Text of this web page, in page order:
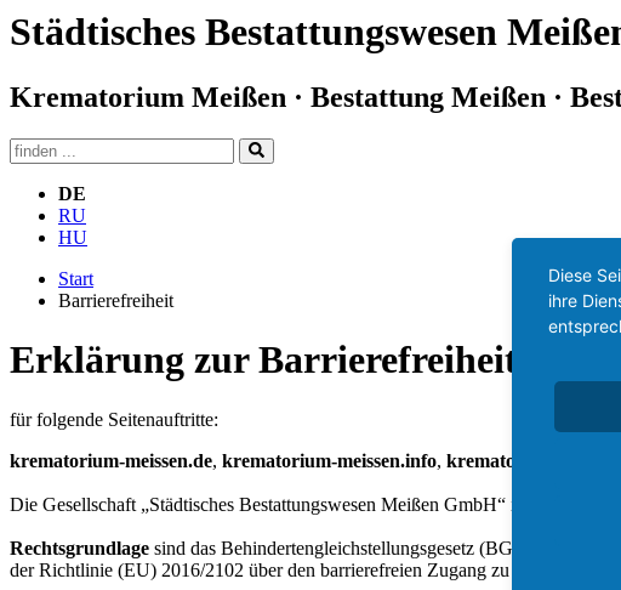
Städtisches Bestattungswesen
Krematorium Meißen · Bestattung Meißen ·
DE
RU
HU
Start
Barrierefreiheit
Erklärung zur Barrierefreiheit
für folgende Seitenauftritte:
krematorium-meissen.de, krematorium-meissen.info, krematorium-
Die Gesellschaft „Städtisches Bestattungswesen Meißen GmbH“ ist stets
Rechtsgrundlage sind das Behindertengleichstellungsgesetz (BGG), das
der Richtlinie (EU) 2016/2102 über den barrierefreien Zugang zu den
Diese
ihre